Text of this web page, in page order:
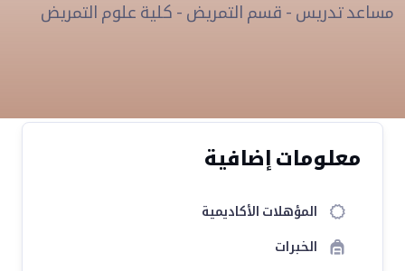
مساعد تدريس - قسم التمريض - كلية علوم التمريض
معلومات إضافية
المؤهلات الأكاديمية
الخبرات